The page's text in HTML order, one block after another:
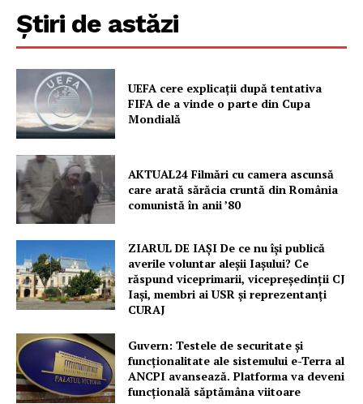
Știri de astăzi
UEFA cere explicații după tentativa
FIFA de a vinde o parte din Cupa
Mondială
AKTUAL24 Filmări cu camera ascunsă
care arată sărăcia cruntă din România
comunistă în anii ’80
ZIARUL DE IAȘI De ce nu își publică
averile voluntar aleșii Iașului? Ce
răspund viceprimarii, vicepreședinții CJ
Iași, membri ai USR și reprezentanți
CURAJ
Guvern: Testele de securitate și
funcționalitate ale sistemului e-Terra al
ANCPI avansează. Platforma va deveni
funcțională săptămâna viitoare